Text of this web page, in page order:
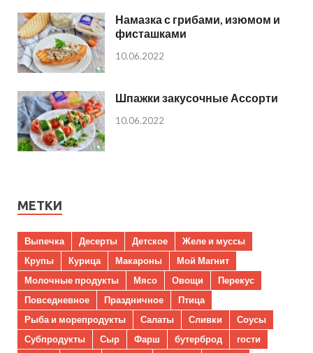
Намазка с грибами, изюмом и
фисташками
10.06.2022
Шпажки закусочные Ассорти
10.06.2022
МЕТКИ
Выпечка Десерты Детское
Желе и муссы
Крупы
Курица Макароны
Мой Магнит
Молочные продукты
Мясо Овощи
Перекус
Повседневное
Праздничное
Птица
Рыба и морепродукты
Салаты Сливки
Соусы
Субпродукты
Сыр Фарш бутерброд
гости